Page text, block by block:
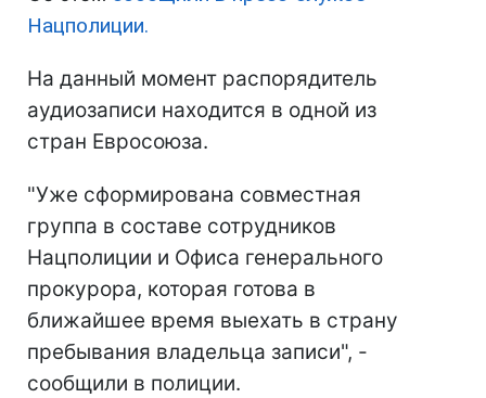
Нацполиции.
На данный момент распорядитель
аудиозаписи находится в одной из
стран Евросоюза.
"Уже сформирована совместная
группа в составе сотрудников
Нацполиции и Офиса генерального
прокурора, которая готова в
ближайшее время выехать в страну
пребывания владельца записи", -
сообщили в полиции.